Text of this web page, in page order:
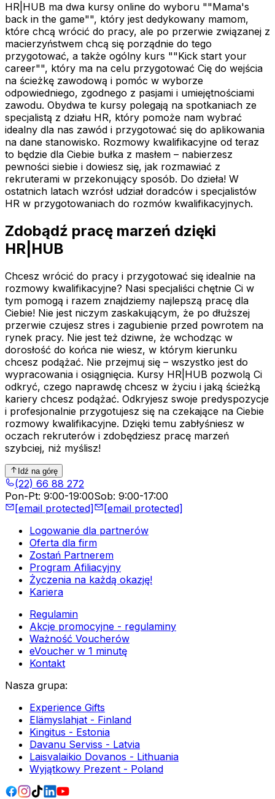
HR|HUB ma dwa kursy online do wyboru ""Mama's
back in the game"", który jest dedykowany mamom,
które chcą wrócić do pracy, ale po przerwie związanej z
macierzyństwem chcą się porządnie do tego
przygotować, a także ogólny kurs ""Kick start your
career"", który ma na celu przygotować Cię do wejścia
na ścieżkę zawodową i pomóc w wyborze
odpowiedniego, zgodnego z pasjami i umiejętnościami
zawodu. Obydwa te kursy polegają na spotkaniach ze
specjalistą z działu HR, który pomoże nam wybrać
idealny dla nas zawód i przygotować się do aplikowania
na dane stanowisko. Rozmowy kwalifikacyjne od teraz
to będzie dla Ciebie bułka z masłem – nabierzesz
pewności siebie i dowiesz się, jak rozmawiać z
rekruterami w przekonujący sposób. Do dzieła! W
ostatnich latach wzrósł udział doradców i specjalistów
HR w przygotowaniach do rozmów kwalifikacyjnych.
Zdobądź pracę marzeń dzięki
HR|HUB
Chcesz wrócić do pracy i przygotować się idealnie na
rozmowy kwalifikacyjne? Nasi specjaliści chętnie Ci w
tym pomogą i razem znajdziemy najlepszą pracę dla
Ciebie! Nie jest niczym zaskakującym, że po dłuższej
przerwie czujesz stres i zagubienie przed powrotem na
rynek pracy. Nie jest też dziwne, że wchodząc w
dorosłość do końca nie wiesz, w którym kierunku
chcesz podążać. Nie przejmuj się – wszystko jest do
wypracowania i osiągnięcia. Kursy HR|HUB pozwolą Ci
odkryć, czego naprawdę chcesz w życiu i jaką ścieżką
kariery chcesz podążać. Odkryjesz swoje predyspozycje
i profesjonalnie przygotujesz się na czekające na Ciebie
rozmowy kwalifikacyjne. Dzięki temu zabłyśniesz w
oczach rekruterów i zdobędziesz pracę marzeń
szybciej, niż myślisz!
Idź na górę
(22) 66 88 272
Pon-Pt: 9:00-19:00Sob: 9:00-17:00
[email protected]
[email protected]
Logowanie dla partnerów
Oferta dla firm
Zostań Partnerem
Program Afiliacyjny
Życzenia na każdą okazję!
Kariera
Regulamin
Akcje promocyjne - regulaminy
Ważność Voucherów
eVoucher w 1 minutę
Kontakt
Nasza grupa:
Experience Gifts
Elämyslahjat - Finland
Kingitus - Estonia
Davanu Serviss - Latvia
Laisvalaikio Dovanos - Lithuania
Wyjątkowy Prezent - Poland